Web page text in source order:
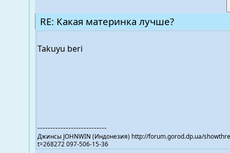
RE: Какая материнка лучше?
Takuyu beri
---------------------------
Джинсы JOHNWIN (Индонезия) http://forum.gorod.dp.ua/
t=268272 097-506-15-36